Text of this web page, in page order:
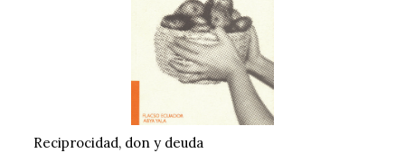
Reciprocidad, don y deuda